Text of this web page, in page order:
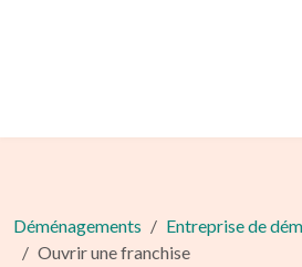
Déménagements
Entreprise de
Ouvrir une franchise